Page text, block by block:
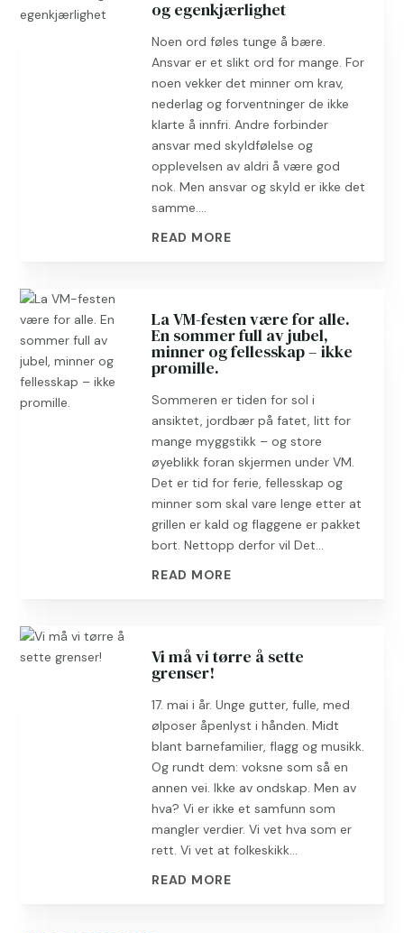
og egenkjærlighet
Noen ord føles tunge å bære.
Ansvar er et slikt ord for mange. For
noen vekker det minner om krav,
nederlag og forventninger de ikke
klarte å innfri. Andre forbinder
ansvar med skyldfølelse og
opplevelsen av aldri å være god
nok. Men ansvar og skyld er ikke det
samme....
READ MORE
La VM-festen være for alle.
En sommer full av jubel,
minner og fellesskap – ikke
promille.
Sommeren er tiden for sol i
ansiktet, jordbær på fatet, litt for
mange myggstikk – og store
øyeblikk foran skjermen under VM.
Det er tid for ferie, fellesskap og
minner som skal vare lenge etter at
grillen er kald og flaggene er pakket
bort. Nettopp derfor vil Det...
READ MORE
Vi må vi tørre å sette
grenser!
17. mai i år. Unge gutter, fulle, med
ølposer åpenlyst i hånden. Midt
blant barnefamilier, flagg og musikk.
Og rundt dem: voksne som så en
annen vei. Ikke av ondskap. Men av
hva? Vi er ikke et samfunn som
mangler verdier. Vi vet hva som er
rett. Vi vet at folkeskikk...
READ MORE